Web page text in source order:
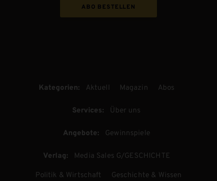
ABO BESTELLEN
Kategorien: Aktuell Magazin Abos
Services: Über uns
Angebote: Gewinnspiele
Verlag: Media Sales G/GESCHICHTE
Politik & Wirtschaft Geschichte & Wissen